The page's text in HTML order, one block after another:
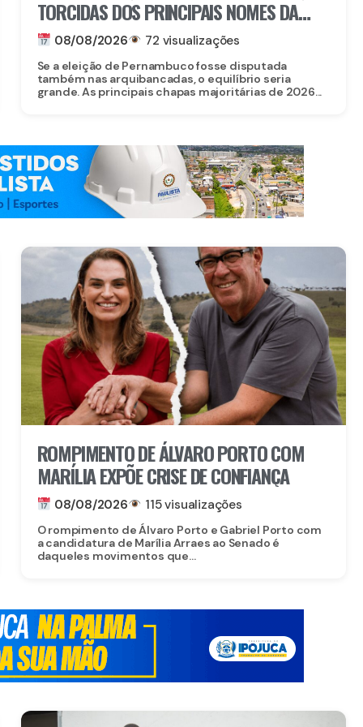
TORCIDAS DOS PRINCIPAIS NOMES DA
ELEIÇÃO EM PERNAMBUCO
08/08/2026 72 visualizações
Se a eleição de Pernambuco fosse disputada
também nas arquibancadas, o equilíbrio seria
grande. As principais chapas majoritárias de 2026...
ROMPIMENTO DE ÁLVARO PORTO COM
MARÍLIA EXPÕE CRISE DE CONFIANÇA
08/08/2026 115 visualizações
O rompimento de Álvaro Porto e Gabriel Porto com
a candidatura de Marília Arraes ao Senado é
daqueles movimentos que...